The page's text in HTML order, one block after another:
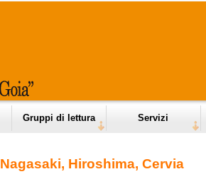
Gruppi di lettura Servizi
Nagasaki, Hiroshima, Cervia